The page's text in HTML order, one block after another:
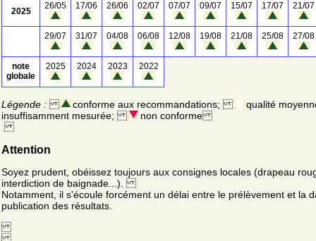
2025
26/05 17/06 26/06 02/07 07/07 09/07 15/07 17/07 21/07
29/07 31/07 04/08 06/08 12/08 19/08 21/08 25/08 27/08
note
globale
2025 2024 2023 2022
Légende : conforme aux recommandations;
qualité
insuffisamment mesurée;
non conforme
Attention
Soyez prudent, obéissez toujours aux consignes locales (drapeau
interdiction de baignade...).
Notamment, il s'écoule forcément un délai entre le prélèvement et la
publication des résultats.